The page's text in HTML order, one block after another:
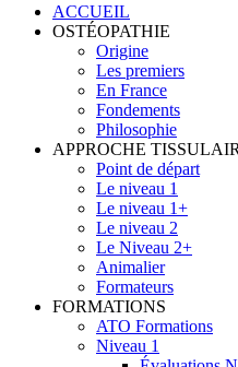
ACCUEIL
OSTÉOPATHIE
Origine
Les premiers
En France
Fondements
Philosophie
APPROCHE
Point de départ
Le niveau 1
Le niveau 1+
Le niveau 2
Le Niveau 2+
Animalier
Formateurs
FORMATIONS
ATO Formations
Niveau 1